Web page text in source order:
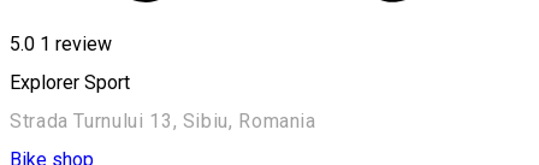
5.0 1 review
Explorer Sport
Strada Turnului 13, Sibiu, Romania
Bike shop